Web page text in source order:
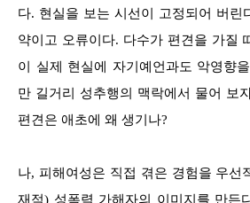
다. 현실을 보는 시선이 고정되어 버린
약이고 오류이다. 다수가 편견을 가질
이 실제 현실에 자기예언과도 악영향
만 길거리 성추행의 맥락에서 물어 보
편견은 애초에 왜 생기나?
나, 피해여성은 직접 겪은 경험을 우선
재적) 성폭력 가해자의 이미지를 만든